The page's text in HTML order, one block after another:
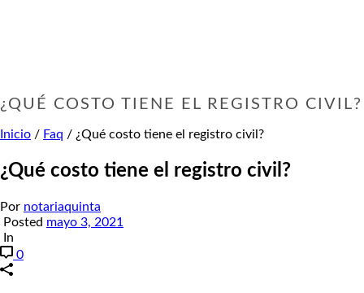
¿QUÉ COSTO TIENE EL REGISTRO CIVIL?
Inicio / Faq / ¿Qué costo tiene el registro civil?
¿Qué costo tiene el registro civil?
Por notariaquinta
Posted mayo 3, 2021
In
0